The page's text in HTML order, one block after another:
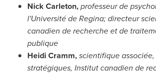
Nick Carleton,professeur de
l'Université de Regina; directeur
canadien de recherche et de
publique
Heidi Cramm,scientifique
stratégiques, Institut canadien de